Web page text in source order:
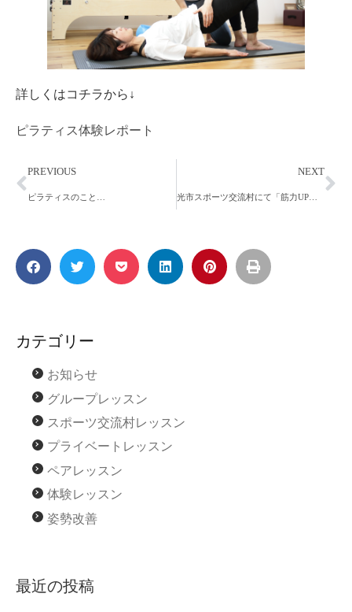
詳しくはコチラから↓
ピラティス体験レポート
PREVIOUS
ピラティスのこと…
NEXT
光市スポーツ交流村にて「筋力UP！ピラティス」開講しました！
カテゴリー
お知らせ
グループレッスン
スポーツ交流村レッスン
プライベートレッスン
ペアレッスン
体験レッスン
姿勢改善
最近の投稿